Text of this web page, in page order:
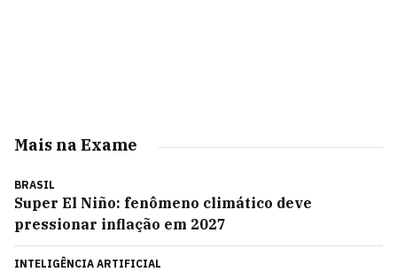
Mais na Exame
BRASIL
Super El Niño: fenômeno climático deve
pressionar inflação em 2027
INTELIGÊNCIA ARTIFICIAL